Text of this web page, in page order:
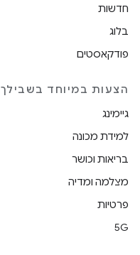
חדשות
בלוג
פודקאסטים
הצעות במיוחד בשבילך
גיימינג
למידת מכונה
בריאות וכושר
מצלמה ומדיה
פרטיות
5G